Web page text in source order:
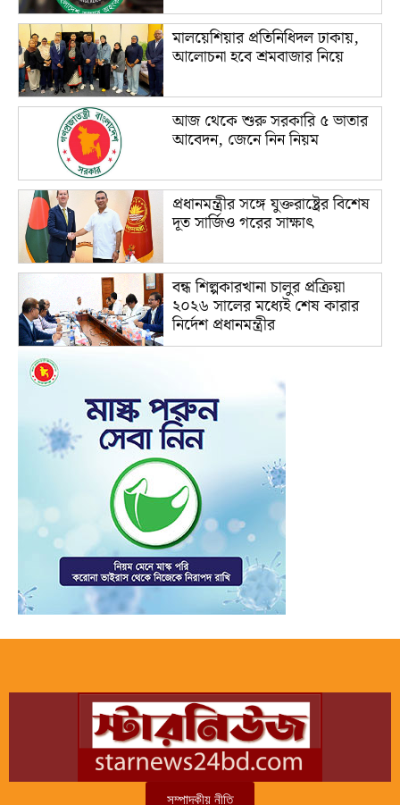
মালয়েশিয়ার প্রতিনিধিদল ঢাকায়,
আলোচনা হবে শ্রমবাজার নিয়ে
আজ থেকে শুরু সরকারি ৫ ভাতার
আবেদন, জেনে নিন নিয়ম
প্রধানমন্ত্রীর সঙ্গে যুক্তরাষ্ট্রের বিশেষ
দূত সার্জিও গরের সাক্ষাৎ
বন্ধ শিল্পকারখানা চালুর প্রক্রিয়া
২০২৬ সালের মধ্যেই শেষ কারার
নির্দেশ প্রধানমন্ত্রীর
সম্পাদকীয় নীতি